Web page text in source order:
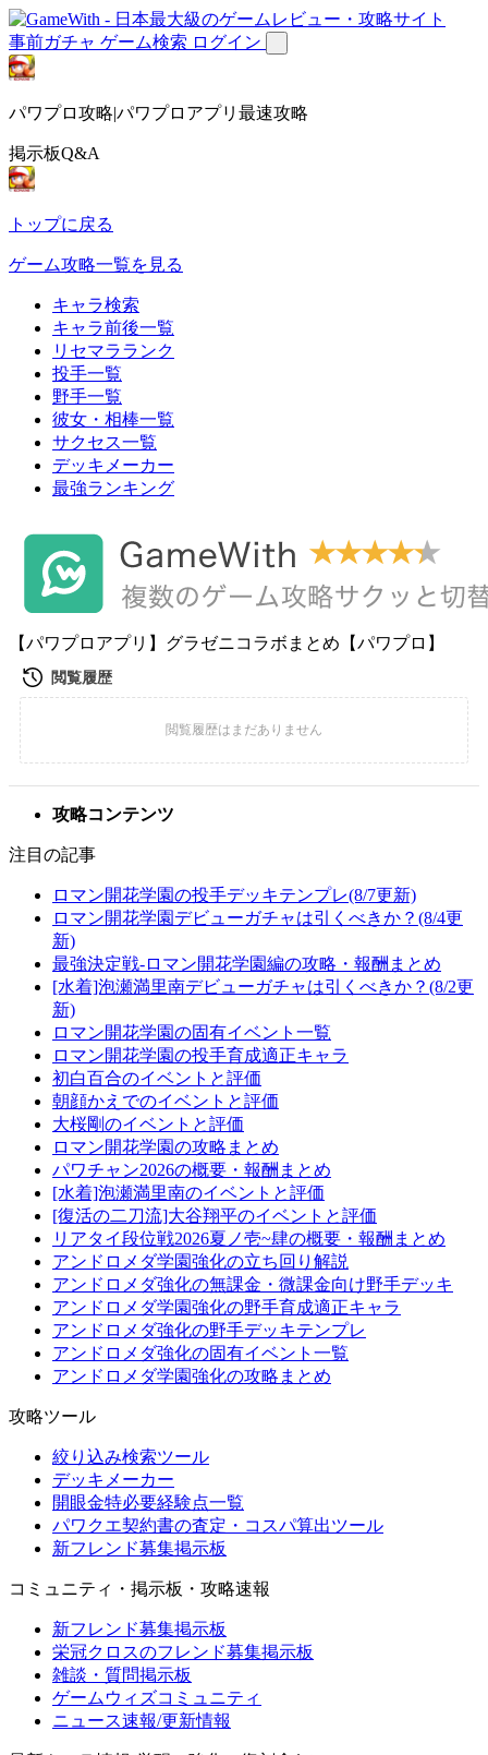
事前ガチャ ゲーム検索 ログイン
パワプロ攻略|パワプロアプリ最速攻略
掲示板Q&A
トップに戻る
ゲーム攻略一覧を見る
キャラ検索
キャラ前後一覧
リセマラランク
投手一覧
野手一覧
彼女・相棒一覧
サクセス一覧
デッキメーカー
最強ランキング
【パワプロアプリ】グラゼニコラボまとめ【パワプロ】
攻略コンテンツ
注目の記事
ロマン開花学園の投手デッキテンプレ(8/7更新)
ロマン開花学園デビューガチャは引くべきか？(8/4更
新)
最強決定戦-ロマン開花学園編の攻略・報酬まとめ
[水着]泡瀬満里南デビューガチャは引くべきか？(8/2更
新)
ロマン開花学園の固有イベント一覧
ロマン開花学園の投手育成適正キャラ
初白百合のイベントと評価
朝顔かえでのイベントと評価
大桜剛のイベントと評価
ロマン開花学園の攻略まとめ
パワチャン2026の概要・報酬まとめ
[水着]泡瀬満里南のイベントと評価
[復活の二刀流]大谷翔平のイベントと評価
リアタイ段位戦2026夏ノ壱~肆の概要・報酬まとめ
アンドロメダ学園強化の立ち回り解説
アンドロメダ強化の無課金・微課金向け野手デッキ
アンドロメダ学園強化の野手育成適正キャラ
アンドロメダ強化の野手デッキテンプレ
アンドロメダ強化の固有イベント一覧
アンドロメダ学園強化の攻略まとめ
攻略ツール
絞り込み検索ツール
デッキメーカー
開眼金特必要経験点一覧
パワクエ契約書の査定・コスパ算出ツール
新フレンド募集掲示板
コミュニティ・掲示板・攻略速報
新フレンド募集掲示板
栄冠クロスのフレンド募集掲示板
雑談・質問掲示板
ゲームウィズコミュニティ
ニュース速報/更新情報